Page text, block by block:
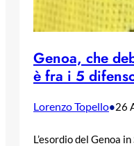
Genoa, che
è fra i 5
Lorenzo Topello•26
L’esordio del Genoa